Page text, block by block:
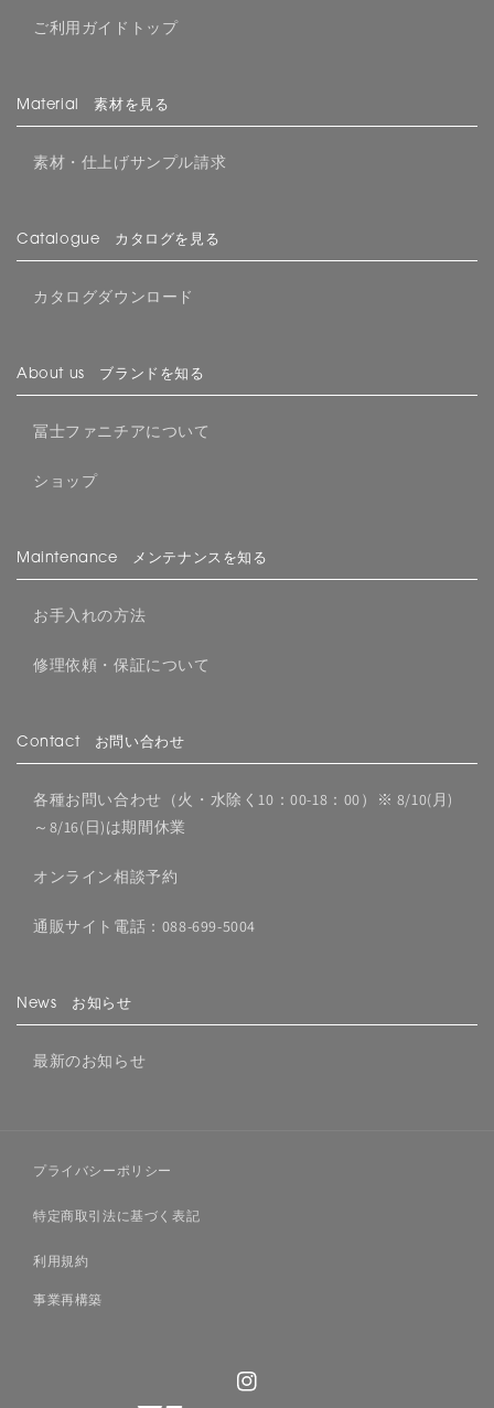
¥282,700
ご利用ガイドトップ
Material 素材を見る
素材・仕上げサンプル請求
Catalogue カタログを見る
カタログダウンロード
About us ブランドを知る
冨士ファニチアについて
ショップ
Maintenance メンテナンスを知る
お手入れの方法
修理依頼・保証について
Contact お問い合わせ
各種お問い合わせ（火・水除く10：00-18：00）※ 8/10(月)
～8/16(日)は期間休業
オンライン相談予約
通販サイト電話：088-699-5004
News お知らせ
最新のお知らせ
プライバシーポリシー
特定商取引法に基づく表記
利用規約
事業再構築
Instagram